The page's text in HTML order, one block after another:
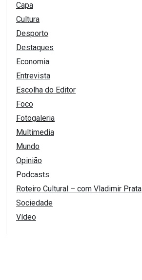
Capa
Cultura
Desporto
Destaques
Economia
Entrevista
Escolha do Editor
Foco
Fotogaleria
Multimedia
Mundo
Opinião
Podcasts
Roteiro Cultural – com Vladimir Prata
Sociedade
Vídeo